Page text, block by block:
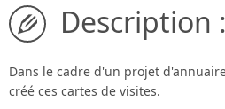
Description :
Dans le cadre d'un projet
créé ces cartes de visites.